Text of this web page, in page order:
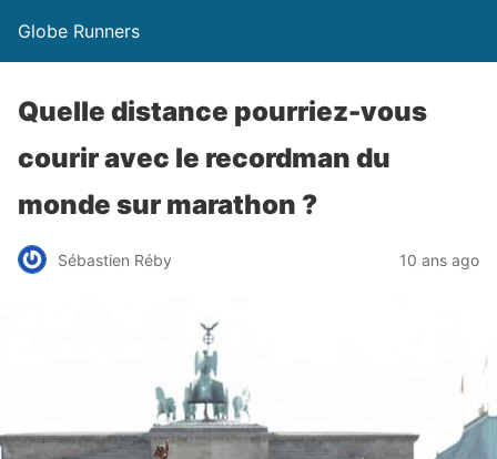
Globe Runners
Quelle distance pourriez-vous
courir avec le recordman du
monde sur marathon ?
Sébastien Réby 10 ans ago